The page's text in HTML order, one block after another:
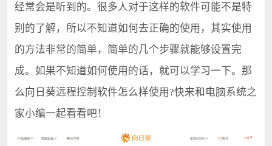
经常会是听到的。很多人对于这样的软件可能不是特
别的了解，所以不知道如何去正确的使用，其实使用
的方法非常的简单，简单的几个步骤就能够设置完
成。如果不知道如何使用的话，就可以学习一下。那
么向日葵远程控制软件怎么样使用?快来和电脑系统之
家小编一起看看吧！